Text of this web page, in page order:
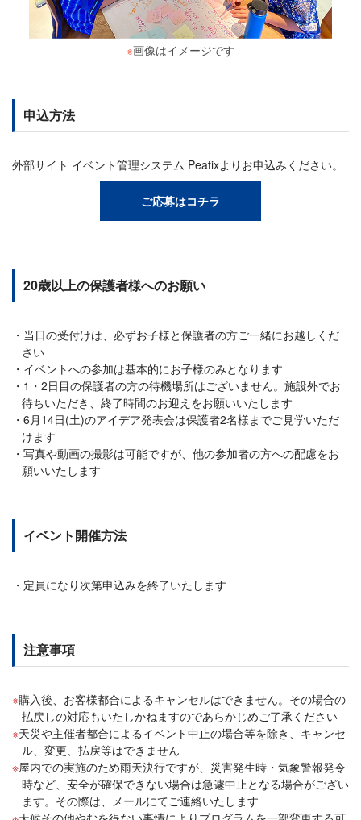
※画像はイメージです
申込方法
外部サイト イベント管理システム Peatixよりお申込みください。
ご応募はコチラ
20歳以上の保護者様へのお願い
当日の受付けは、必ずお子様と保護者の方ご一緒にお越しくだ
さい
イベントへの参加は基本的にお子様のみとなります
1・2日目の保護者の方の待機場所はございません。施設外でお
待ちいただき、終了時間のお迎えをお願いいたします
6月14日(土)のアイデア発表会は保護者2名様までご見学いただ
けます
写真や動画の撮影は可能ですが、他の参加者の方への配慮をお
願いいたします
イベント開催方法
定員になり次第申込みを終了いたします
注意事項
購入後、お客様都合によるキャンセルはできません。その場合の
払戻しの対応もいたしかねますのであらかじめご了承ください
天災や主催者都合によるイベント中止の場合等を除き、キャンセ
ル、変更、払戻等はできません
屋内での実施のため雨天決行ですが、災害発生時・気象警報発令
時など、安全が確保できない場合は急遽中止となる場合がござい
ます。その際は、メールにてご連絡いたします